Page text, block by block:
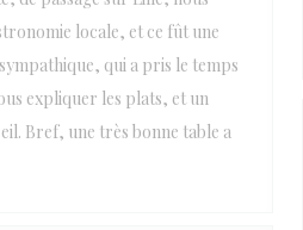
locale, et ce fût une
qui a pris le temps
expliquer les plats, et un
Bref, une très bonne table a